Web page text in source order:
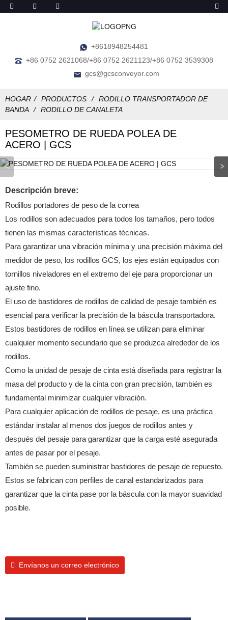
+8618948254481
+86 0752 2621068/+86 0752 2621123/+86 0752 3539308
gcs@gcsconveyor.com
HOGAR PRODUCTOS
RODILLO TRANSPORTADOR DE
BANDA
RODILLO DE CANALETA
PESOMETRO DE RUEDA POLEA DE
ACERO | GCS
Descripción breve:
Rodillos portadores de peso de la correa
Los rodillos son adecuados para todos los tamaños, pero todos
tienen las mismas características técnicas.
Para garantizar una vibración mínima y una precisión máxima del
medidor de peso, los rodillos GCS, los ejes están equipados con
tornillos niveladores en el extremo del eje para proporcionar un
ajuste fino.
El uso de bastidores de rodillos de calidad de pesaje también es
esencial para verificar la precisión de la báscula transportadora.
Estos bastidores de rodillos en línea se utilizan para eliminar
cualquier momento secundario que se produzca alrededor de los
rodillos.
Como la unidad de pesaje de cinta está diseñada para registrar la
masa del producto y de la cinta con gran precisión, también es
fundamental minimizar cualquier vibración.
Para cualquier aplicación de rodillos de pesaje, es una práctica
estándar instalar al menos dos juegos de rodillos antes y
después del pesaje para garantizar que la carga esté asegurada
antes de pasar por el pesaje.
También se pueden suministrar bastidores de pesaje de repuesto.
Estos se fabrican con perfiles de canal estandarizados para
garantizar que la cinta pase por la báscula con la mayor suavidad
posible.
Envíanos un correo electrónico